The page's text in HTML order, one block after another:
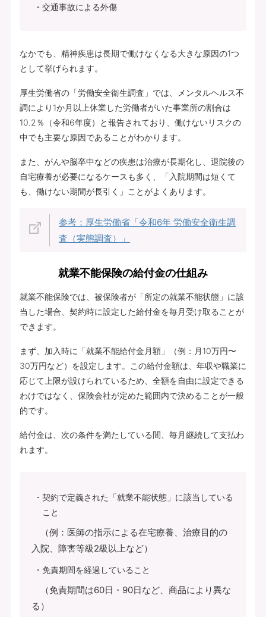
交通事故による外傷
なかでも、精神疾患は長期で働けなくなる大きな原因の1つ
として挙げられます。
厚生労働省の「労働安全衛生調査」では、メンタルヘルス不
調により1か月以上休業した労働者がいた事業所の割合は
10.2％（令和6年度）と報告されており、働けないリスクの
中でも主要な原因であることがわかります。
また、がんや脳卒中などの疾患は治療が長期化し、退院後の
自宅療養が必要になるケースも多く、「入院期間は短くて
も、働けない期間が長引く」ことがよくあります。
参考：厚生労働省「令和6年 労働安全衛生調
査（実態調査）」
就業不能保険の給付金の仕組み
就業不能保険では、被保険者が「所定の就業不能状態」に該
当した場合、契約時に設定した給付金を毎月受け取ることが
できます。
まず、加入時に「就業不能給付金月額」（例：月10万円〜
30万円など）を設定します。この給付金額は、年収や職業に
応じて上限が設けられているため、全額を自由に設定できる
わけではなく、保険会社が定めた範囲内で決めることが一般
的です。
給付金は、次の条件を満たしている間、毎月継続して支払わ
れます。
契約で定義された「就業不能状態」に該当している
こと
（例：医師の指示による在宅療養、治療目的の
入院、障害等級2級以上など）
免責期間を経過していること
（免責期間は60日・90日など、商品により異な
る）